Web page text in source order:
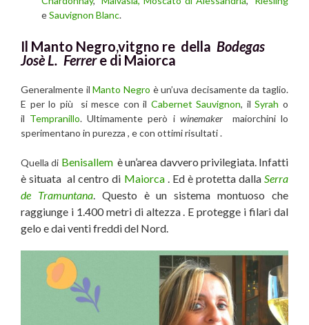
eSauvignon Blanc.
Il Manto Negro,vitgno re della Bodegas
Josè L. Ferrere di Maiorca
Generalmente ilManto Negro è un’uva decisamente da taglio.
E per lo più si mesce con il Cabernet Sauvignon, ilSyrah o
il Tempranillo. Ultimamente però i winemakermaiorchini lo
sperimentano in purezza , e con ottimi risultati .
Quella di Benisallemè un’area davvero privilegiata. Infatti
è situata al centro di Maiorca. Ed è protetta dalla Serra
de Tramuntana. Questo è un sistema montuoso che
raggiunge i 1.400 metri di altezza . E protegge i filari dal
gelo e dai venti freddi del Nord.